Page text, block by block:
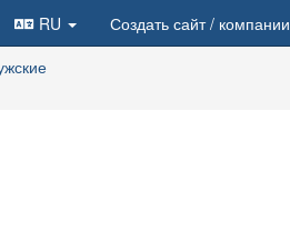
RU Создать сайт/ компании